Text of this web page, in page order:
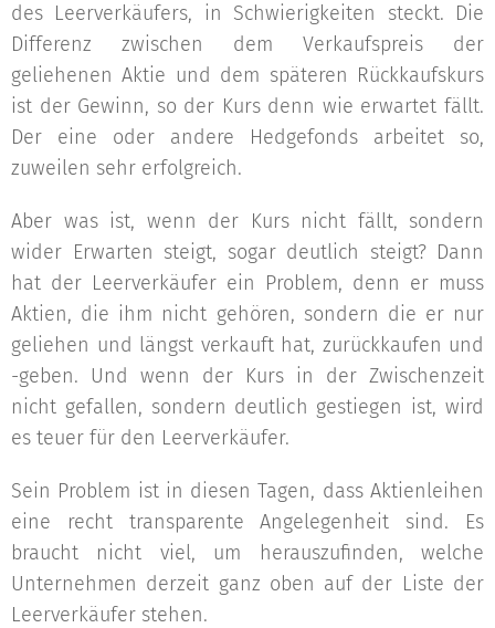
des Leerverkäufers, in Schwierigkeiten steckt. Die
Differenz zwischen dem Verkaufspreis der
geliehenen Aktie und dem späteren Rückkaufskurs
ist der Gewinn, so der Kurs denn wie erwartet fällt.
Der eine oder andere Hedgefonds arbeitet so,
zuweilen sehr erfolgreich.
Aber was ist, wenn der Kurs nicht fällt, sondern
wider Erwarten steigt, sogar deutlich steigt? Dann
hat der Leerverkäufer ein Problem, denn er muss
Aktien, die ihm nicht gehören, sondern die er nur
geliehen und längst verkauft hat, zurückkaufen und
-geben. Und wenn der Kurs in der Zwischenzeit
nicht gefallen, sondern deutlich gestiegen ist, wird
es teuer für den Leerverkäufer.
Sein Problem ist in diesen Tagen, dass Aktienleihen
eine recht transparente Angelegenheit sind. Es
braucht nicht viel, um herauszufinden, welche
Unternehmen derzeit ganz oben auf der Liste der
Leerverkäufer stehen.